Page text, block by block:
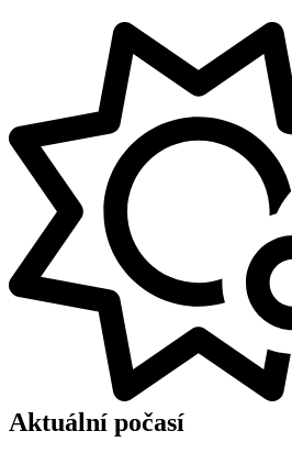
Aktuální počasí